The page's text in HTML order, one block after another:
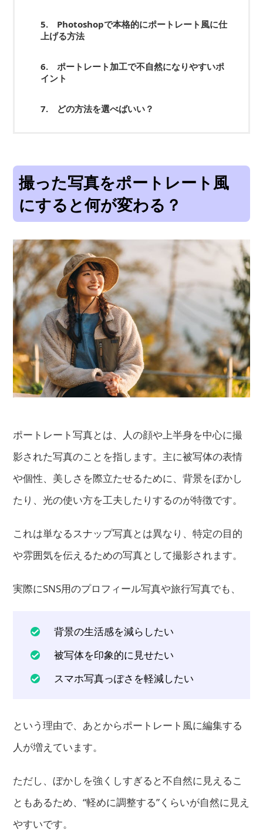
5. Photoshopで本格的にポートレート風に仕
上げる方法
6. ポートレート加工で不自然になりやすいポ
イント
7. どの方法を選べばいい？
撮った写真をポートレート風
にすると何が変わる？
ポートレート写真とは、人の顔や上半身を中心に撮
影された写真のことを指します。主に被写体の表情
や個性、美しさを際立たせるために、背景をぼかし
たり、光の使い方を工夫したりするのが特徴です。
これは単なるスナップ写真とは異なり、特定の目的
や雰囲気を伝えるための写真として撮影されます。
実際にSNS用のプロフィール写真や旅行写真でも、
背景の生活感を減らしたい
被写体を印象的に見せたい
スマホ写真っぽさを軽減したい
という理由で、あとからポートレート風に編集する
人が増えています。
ただし、ぼかしを強くしすぎると不自然に見えるこ
ともあるため、“軽めに調整する”くらいが自然に見え
やすいです。